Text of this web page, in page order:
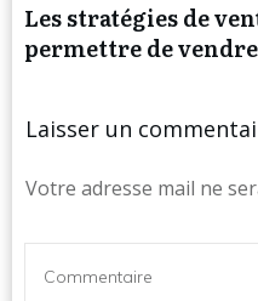
Les stratégies de
permettre de
Laisser un
Votre adresse mail ne